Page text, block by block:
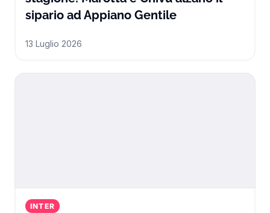
sipario ad Appiano GentileInter, giorno
13 Luglio 2026
INTER